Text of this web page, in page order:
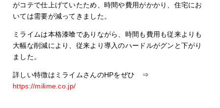
がコテで仕上げていたため、時間や費用がかかり、住宅にお
いては需要が減ってきました。
ミライムは本格漆喰でありながら、時間も費用も従来よりも
大幅な削減により、従来より導入のハードルがグンと下がり
ました。
詳しい特徴はミライムさんのHPをぜひ ⇒
https://milime.co.jp/